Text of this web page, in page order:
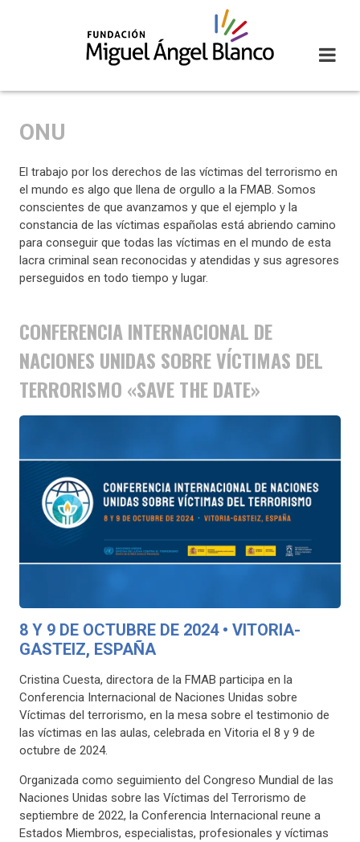
ONU
El trabajo por los derechos de las víctimas del terrorismo en
el mundo es algo que llena de orgullo a la FMAB. Somos
conscientes de que avanzamos y que el ejemplo y la
constancia de las víctimas españolas está abriendo camino
para conseguir que todas las víctimas en el mundo de esta
lacra criminal sean reconocidas y atendidas y sus agresores
perseguidos en todo tiempo y lugar.
CONFERENCIA INTERNACIONAL DE
NACIONES UNIDAS SOBRE VÍCTIMAS DEL
TERRORISMO «SAVE THE DATE»
8 Y 9 DE OCTUBRE DE 2024 • VITORIA-
GASTEIZ, ESPAÑA
Cristina Cuesta, directora de la FMAB participa en la
Conferencia Internacional de Naciones Unidas sobre
Víctimas del terrorismo, en la mesa sobre el testimonio de
las víctimas en las aulas, celebrada en Vitoria el 8 y 9 de
octubre de 2024.
Organizada como seguimiento del Congreso Mundial de las
Naciones Unidas sobre las Víctimas del Terrorismo de
septiembre de 2022, la Conferencia Internacional reune a
Estados Miembros, especialistas, profesionales y víctimas